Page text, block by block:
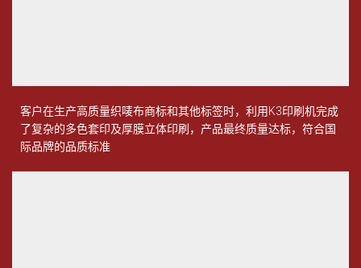
客户在生产高质量织唛布商标和其他标签时，利用K3印刷机完成
了复杂的多色套印及厚膜立体印刷，产品最终质量达标，符合国
际品牌的品质标准